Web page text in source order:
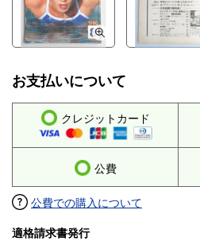
お支払いについて
クレジットカード
公費
公費での購入について
適格請求書発行